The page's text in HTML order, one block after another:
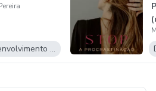
Desenvolvimento Pessoal